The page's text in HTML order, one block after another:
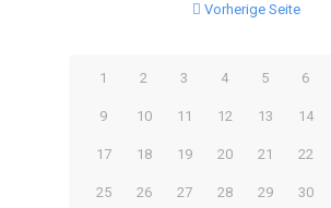
Vorherige Seite
1 2 3 4 5 6
9 10 11 12 13 14
17 18 19 20 21 22
25 26 27 28 29 30